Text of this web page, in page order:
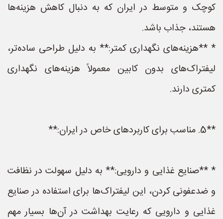
کوچک و متوسط در ایران که به دنبال کاهش هزینه‌ها
هستند، جذاب باشد.
* **هزینه‌های نگهداری کمتر:** به دلیل طراحی ساده‌تر،
لیفتراک‌های بدون کابین معمولاً هزینه‌های نگهداری
کمتری دارند.
**5. مناسب برای کاربردهای خاص در ایران:**
* **صنایع غذایی و دارویی:** به دلیل سهولت در نظافت
و ضدعفونی کردن، این لیفتراک‌ها برای استفاده در صنایع
غذایی و دارویی که رعایت بهداشت در آن‌ها بسیار مهم